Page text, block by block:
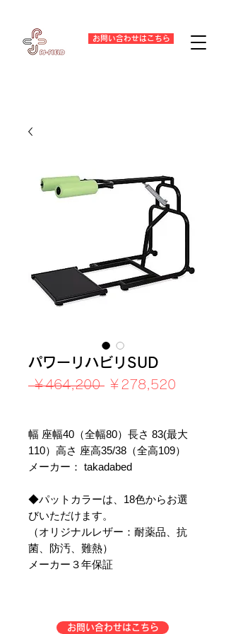
お問い合わせはこちら
パワーリハビリSUD
￥464,200 通
格
￥278,520
価
格
幅 座幅40（全幅80）長さ 83(最大
110）高さ 座高35/38（全高109）
メーカー： takadabed
◆パットカラーは、18色からお選
びいただけます。
（オリジナルレザー：耐薬品、抗
菌、防汚、難熱）
メーカー３年保証
お問い合わせはこちら